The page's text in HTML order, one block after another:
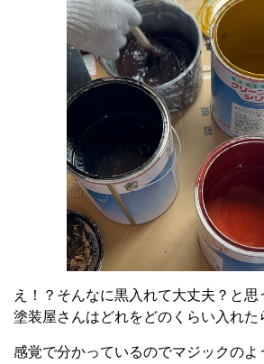
え！？そんなに黒入れて大丈夫？と思
塗装屋さんはどれをどのくらい入れた
感覚で分かっているのでマジックのよ